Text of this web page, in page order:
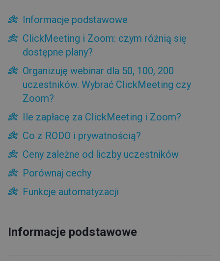
Informacje podstawowe
ClickMeeting i Zoom: czym różnią się
dostępne plany?
Organizuję webinar dla 50, 100, 200
uczestników. Wybrać ClickMeeting czy
Zoom?
Ile zapłacę za ClickMeeting i Zoom?
Co z RODO i prywatnością?
Ceny zależne od liczby uczestników
Porównaj cechy
Funkcje automatyzacji
Informacje podstawowe